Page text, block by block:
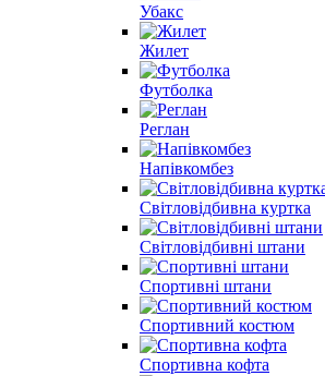
Убакс
Жилет
Футболка
Реглан
Напівкомбез
Світловідбивна куртка
Світловідбивні штани
Спортивні штани
Спортивний костюм
Спортивна кофта